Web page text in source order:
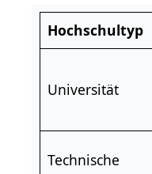
Hochschultyp
Universität
Technische